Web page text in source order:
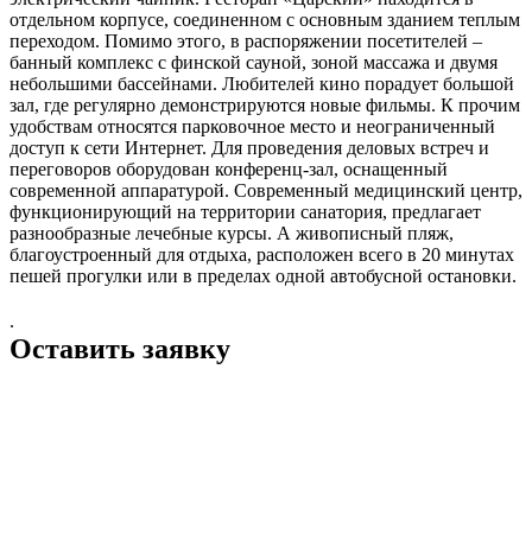
отдельном корпусе, соединенном с основным зданием теплым
переходом. Помимо этого, в распоряжении посетителей –
банный комплекс с финской сауной, зоной массажа и двумя
небольшими бассейнами. Любителей кино порадует большой
зал, где регулярно демонстрируются новые фильмы. К прочим
удобствам относятся парковочное место и неограниченный
доступ к сети Интернет. Для проведения деловых встреч и
переговоров оборудован конференц-зал, оснащенный
современной аппаратурой. Современный медицинский центр,
функционирующий на территории санатория, предлагает
разнообразные лечебные курсы. А живописный пляж,
благоустроенный для отдыха, расположен всего в 20 минутах
пешей прогулки или в пределах одной автобусной остановки.
.
Оставить заявку